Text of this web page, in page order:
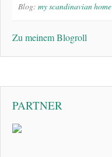
Blog: my scandinavian home
Zu meinem Blogroll
PARTNER